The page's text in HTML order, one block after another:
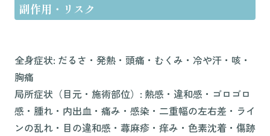
副作用・リスク
全身症状: だるさ・発熱・頭痛・むくみ・冷や汗・咳・
胸痛
局所症状（目元・施術部位）: 熱感・違和感・ゴロゴロ
感・腫れ・内出血・痛み・感染・二重幅の左右差・ライ
ンの乱れ・目の違和感・蕁麻疹・痒み・色素沈着・傷跡